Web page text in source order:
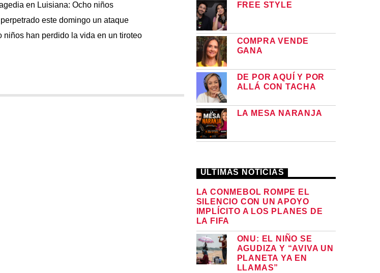
en Luisiana: Ocho niños
este domingo un ataque
han perdido la vida en un tiroteo
FREE STYLE
COMPRA VENDE
GANA
DE POR AQUÍ Y POR
ALLÁ CON TACHA
LA MESA NARANJA
ULTIMAS NOTICIAS
LA CONMEBOL ROMPE EL
SILENCIO CON UN APOYO
IMPLÍCITO A LOS PLANES DE
LA FIFA
ONU: EL NIÑO SE
AGUDIZA Y “AVIVA UN
PLANETA YA EN
LLAMAS”